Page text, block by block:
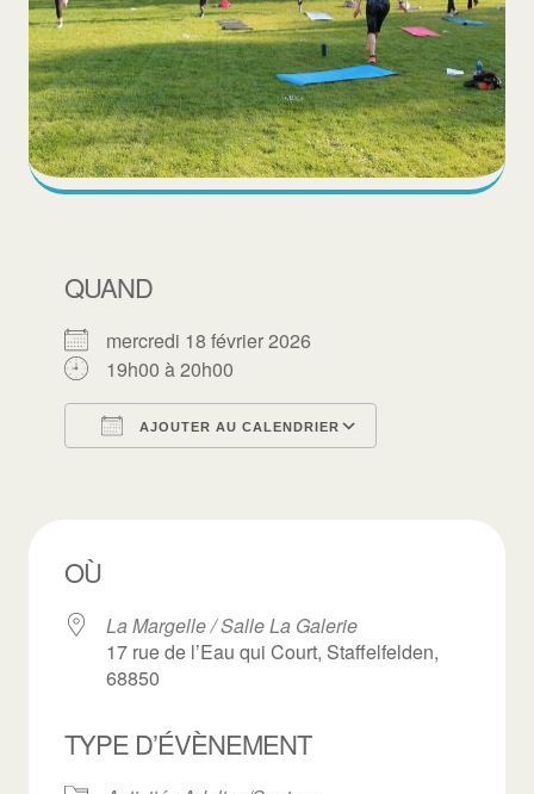
QUAND
mercredi 18 février 2026
19h00 à 20h00
AJOUTER AU CALENDRIER
OÙ
La Margelle / Salle La Galerie
17 rue de l’Eau qui Court, Staffelfelden,
68850
TYPE D’ÉVÈNEMENT